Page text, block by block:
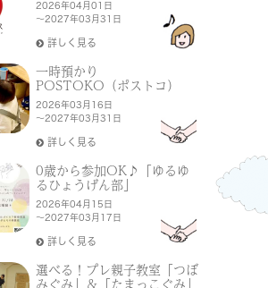
2026年04月01日
～2027年03月31日
詳しく見る
一時預かり
POSTOKO（ポストコ）
2026年03月16日
～2027年03月31日
詳しく見る
0歳から参加OK♪「ゆるゆ
るひょうげん部」
2026年04月15日
～2027年03月17日
詳しく見る
選べる！プレ親子教室「つぼ
みぐみ」＆「たまっこぐみ」